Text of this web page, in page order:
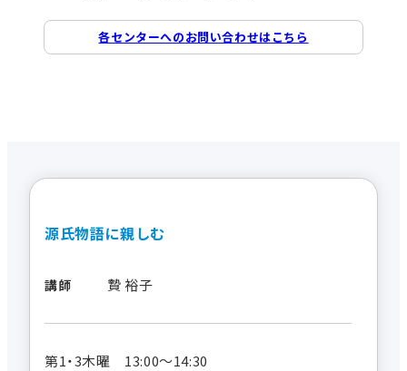
各センターへのお問い合わせはこちら
源氏物語に親しむ
講師 贄 裕子
第1・3木曜 13:00～14:30